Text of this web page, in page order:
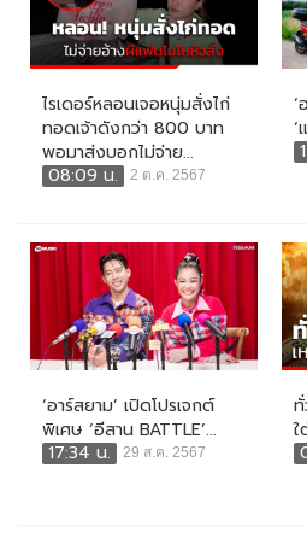
ไรเดอร์หลอนเจอหนุ่มสั่งไก่
ทอดเจ้าดังกว่า 800 บาท
พอมาส่งบอกไม่จ่าย...
08:09 น.
2 ต.ค. 2567
‘อาร์สยาม’ เปิดโปรเจกต์
พิเศษ ‘อีสาน BATTLE’...
17:34 น.
29 ส.ค. 2567